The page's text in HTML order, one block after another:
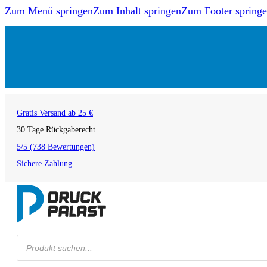
Zum Menü springenZum Inhalt springenZum Footer
Gratis Versand ab 25 €
30 Tage Rückgaberecht
5/5 (738 Bewertungen)
Sichere Zahlung
Products
search